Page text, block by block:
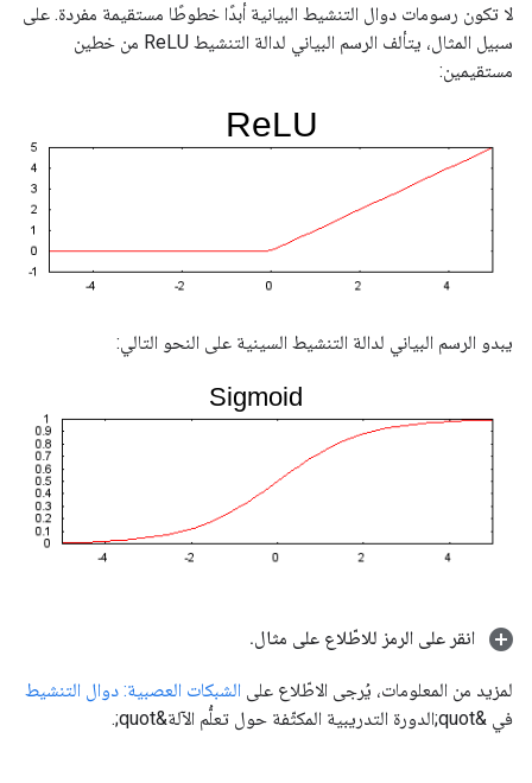
لا تكون رسومات دوال التنشيط البيانية أبدًا خطوطًا مستقيمة مفردة. على
سبيل المثال، يتألف الرسم البياني لدالة التنشيط ReLU من خطين
مستقيمين:
يبدو الرسم البياني لدالة التنشيط السينية على النحو التالي:
انقر على الرمز للاطّلاع على مثال.
لمزيد من المعلومات، يُرجى الاطّلاع على الشبكات العصبية: دوال التنشيط
في &quot;الدورة التدريبية المكثّفة حول تعلُّم الآلة&quot;.